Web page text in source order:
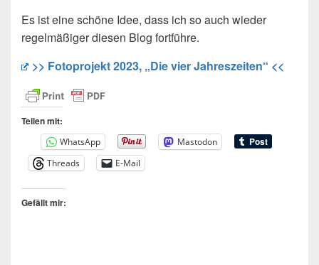
Es ist eine schöne Idee, dass ich so auch wieder
regelmäßiger diesen Blog fortführe.
>> Fotoprojekt 2023, „Die vier Jahreszeiten“ <<
Teilen mit:
WhatsApp
Mastodon
Threads
E-Mail
Gefällt mir: